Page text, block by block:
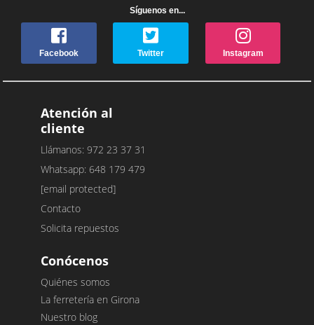
Síguenos en...
Facebook Twitter Instagram
Atención al
cliente
Llámanos: 972 23 37 31
Whatsapp: 648 179 479
[email protected]
Contacto
Solicita repuestos
Conócenos
Quiénes somos
La ferretería en Girona
Nuestro blog